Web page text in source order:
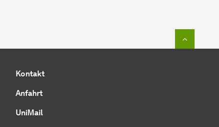
Kontakt
Anfahrt
UniMail